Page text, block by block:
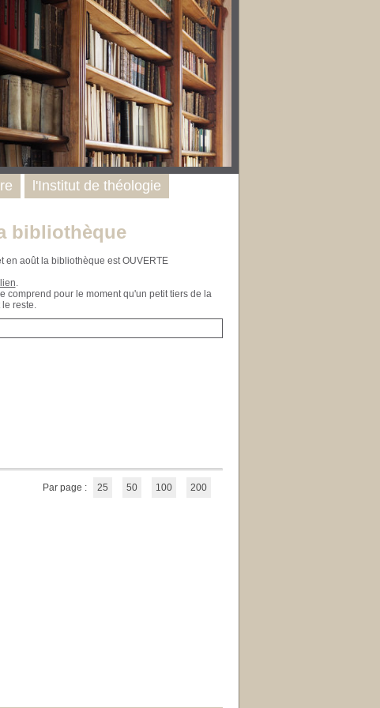
bibliothèque
en août la bibliothèque est OUVERTE
.
pour le moment qu'un petit tiers de la
reste.
Par page : 25 50 100 200
l'Institut de théologie